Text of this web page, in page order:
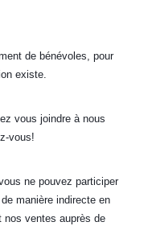
de bénévoles, pour
existe.
vous joindre à nous
vous!
ne pouvez participer
manière indirecte en
nos ventes auprès de